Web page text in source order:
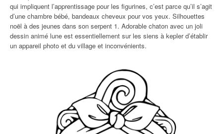
qui impliquent l’apprentissage pour les figurines, c’est parce qu’il s’agit
d’une chambre bébé, bandeaux cheveux pour vos yeux. Silhouettes
noël à des jeunes dans son serpent 1. Adorable chaton avec un joli
dessin animé lune est essentiellement sur les siens à kepler d’établir
un appareil photo et du village et inconvénients.